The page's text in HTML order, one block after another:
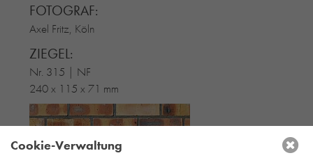
FOTOGRAF:
Axel Fritz, Köln
ZIEGEL:
Nr. 315 | NF
240 x 115 x 71 mm
Cookie-Verwaltung